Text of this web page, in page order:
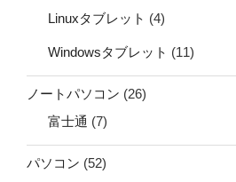
Linuxタブレット (4)
Windowsタブレット (11)
ノートパソコン (26)
富士通 (7)
パソコン (52)